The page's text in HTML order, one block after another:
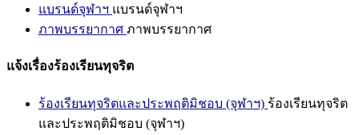
แบรนด์จุฬาฯ แบรนด์จุฬาฯ
ภาพบรรยากาศ ภาพบรรยากาศ
แจ้งเรื่องร้องเรียนทุจริต
ร้องเรียนทุจริตและประพฤติมิชอบ (จุฬาฯ) ร้องเรียนทุจริต
และประพฤติมิชอบ (จุฬาฯ)